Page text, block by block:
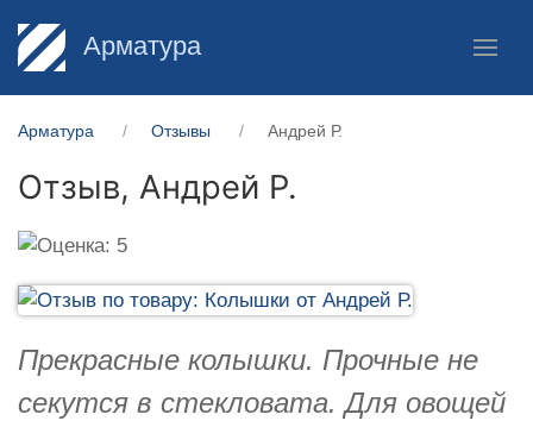
Арматура
Арматура Отзывы Андрей Р.
Отзыв, Андрей Р.
Прекрасные колышки. Прочные не
секутся в стекловата. Для овощей